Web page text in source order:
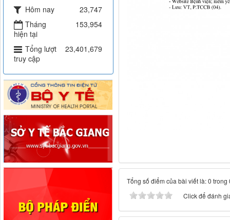
Tổng số điểm của bài viết là: 0 trong
Click để đánh
Hôm nay
23,747
Tháng
hiện tại
153,954
Tổng lượt
truy cập
23,401,679